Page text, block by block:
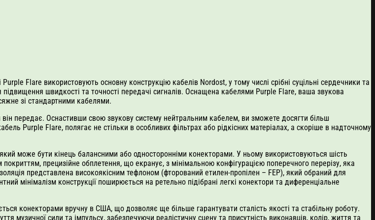
Flare використовують основну конструкцію кабелів Nordost, у тому числі срібні суцільні сердечники та
підвищення швидкості та точності передачі сигналів. Оснащена кабелями Purple Flare, ваша звукова
зі стандартними кабелями.
він передає. Оснастивши свою звукову систему нейтральним кабелем, ви зможете досягти більш
Purple Flare, полягає не стільки в особливих фільтрах або рідкісних матеріалах, а скоріше в надточному
може бути кінець балансними або односторонніми конекторами. У ньому використовуються шість
покриттям, прецизійне обплетення, що екранує, з мінімальною конфігурацією поперечного перерізу, яка
представлена високоякісним тефлоном (фторований етилен-пропілен – FEP), який обраний для
мінімалізм конструкції поширюється на ретельно підібрані легкі конектори та диференціальне
конекторами вручну в США, що дозволяє ще більше гарантувати сталість якості та стабільну роботу.
музичної сили та імпульсу, забезпечуючи реалістичну сцену та присутність виконавців, колір, життя та